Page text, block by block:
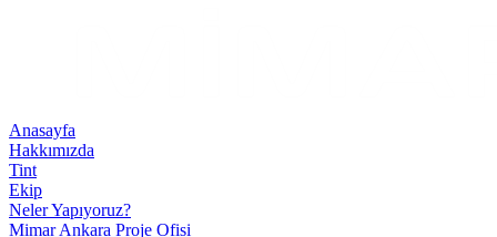
Anasayfa
Hakkımızda
Tint
Ekip
Neler Yapıyoruz?
Mimar Ankara Proje Ofisi